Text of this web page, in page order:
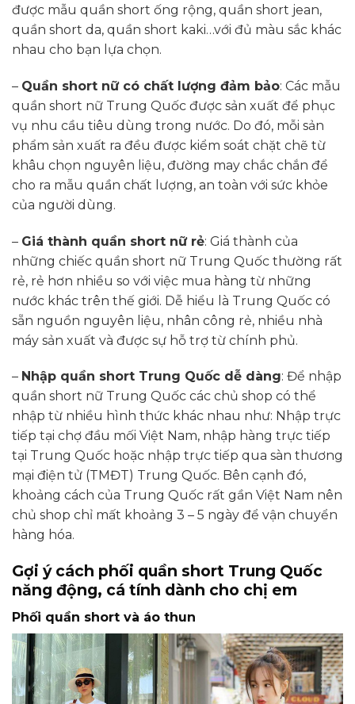
được mẫu quần short ống rộng, quần short jean,
quần short da, quần short kaki…với đủ màu sắc khác
nhau cho bạn lựa chọn.
– Quần short nữ có chất lượng đảm bảo: Các mẫu
quần short nữ Trung Quốc được sản xuất để phục
vụ nhu cầu tiêu dùng trong nước. Do đó, mỗi sản
phẩm sản xuất ra đều được kiểm soát chặt chẽ từ
khâu chọn nguyên liệu, đường may chắc chắn để
cho ra mẫu quần chất lượng, an toàn với sức khỏe
của người dùng.
– Giá thành quần short nữ rẻ: Giá thành của
những chiếc quần short nữ Trung Quốc thường rất
rẻ, rẻ hơn nhiều so với việc mua hàng từ những
nước khác trên thế giới. Dễ hiểu là Trung Quốc có
sẵn nguồn nguyên liệu, nhân công rẻ, nhiều nhà
máy sản xuất và được sự hỗ trợ từ chính phủ.
– Nhập quần short Trung Quốc dễ dàng: Để nhập
quần short nữ Trung Quốc các chủ shop có thể
nhập từ nhiều hình thức khác nhau như: Nhập trực
tiếp tại chợ đầu mối Việt Nam, nhập hàng trực tiếp
tại Trung Quốc hoặc nhập trực tiếp qua sàn thương
mại điện tử (TMĐT) Trung Quốc. Bên cạnh đó,
khoảng cách của Trung Quốc rất gần Việt Nam nên
chủ shop chỉ mất khoảng 3 – 5 ngày để vận chuyển
hàng hóa.
Gợi ý cách phối quần short Trung Quốc
năng động, cá tính dành cho chị em
Phối quần short và áo thun